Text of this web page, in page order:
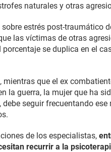
naturales y otras
estrés post-traumático
las víctimas de otras
porcentaje se duplica en el
mientras que el ex
la guerra, la mujer que ha
seguir frecuentando
de los especialistas,
recurrir a la